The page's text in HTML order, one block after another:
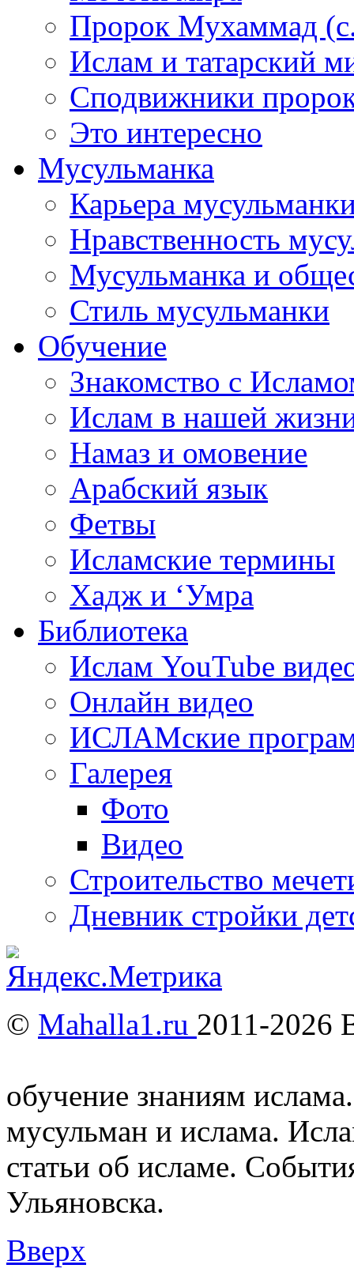
Пророк Мухаммад
Ислам и татарский
Сподвижники
Это интересно
Мусульманка
Карьера
Нравственность
Мусульманка и
Стиль мусульманки
Обучение
Знакомство с
Ислам в нашей
Намаз и омовение
Арабский язык
Фетвы
Исламские термины
Хадж и ‘Умра
Библиотека
Ислам YouTube
Онлайн видео
ИСЛАМские
Галерея
Фото
Видео
Строительство
Дневник стройки
© Mahalla1.ru 2011-2026
обучение знаниям
мусульман и ислама.
статьи об исламе.
Ульяновска.
Вверх